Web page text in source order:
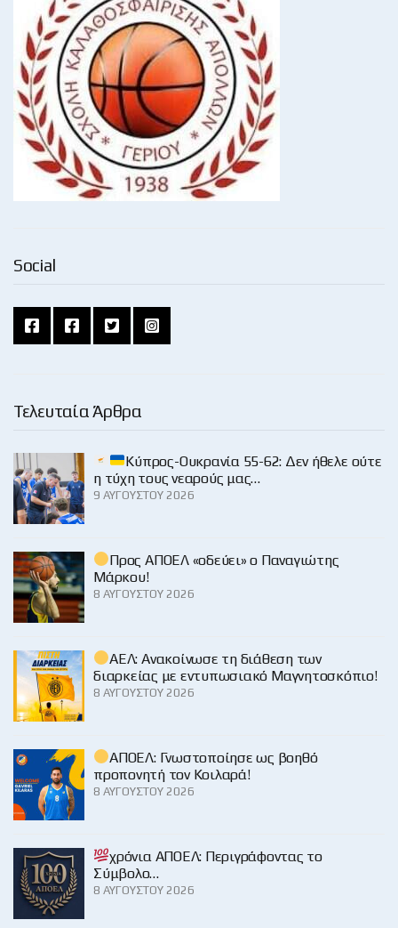
Social
Τελευταία Άρθρα
Κύπρος-Ουκρανία 55-62: Δεν ήθελε ούτε
η τύχη τους νεαρούς μας…
9 ΑΥΓΟΎΣΤΟΥ 2026
Προς ΑΠΟΕΛ «οδεύει» ο Παναγιώτης
Μάρκου!
8 ΑΥΓΟΎΣΤΟΥ 2026
ΑΕΛ: Ανακοίνωσε τη διάθεση των
διαρκείας με εντυπωσιακό Μαγνητοσκόπιο!
8 ΑΥΓΟΎΣΤΟΥ 2026
ΑΠΟΕΛ: Γνωστοποίησε ως βοηθό
προπονητή τον Κοιλαρά!
8 ΑΥΓΟΎΣΤΟΥ 2026
χρόνια ΑΠΟΕΛ: Περιγράφοντας το
Σύμβολο…
8 ΑΥΓΟΎΣΤΟΥ 2026